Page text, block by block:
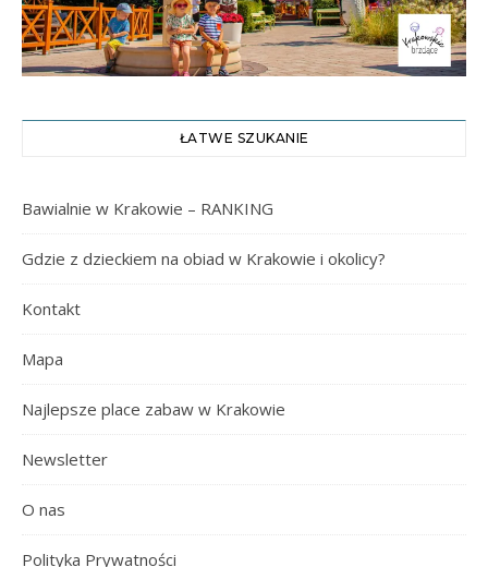
ŁATWE SZUKANIE
Bawialnie w Krakowie – RANKING
Gdzie z dzieckiem na obiad w Krakowie i okolicy?
Kontakt
Mapa
Najlepsze place zabaw w Krakowie
Newsletter
O nas
Polityka Prywatności